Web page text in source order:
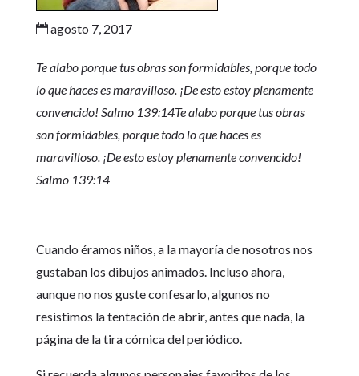
agosto 7, 2017
Te alabo porque tus obras son formidables, porque todo
lo que haces es maravilloso. ¡De esto estoy plenamente
convencido! Salmo 139:14Te alabo porque tus obras
son formidables, porque todo lo que haces es
maravilloso. ¡De esto estoy plenamente convencido!
Salmo 139:14
Cuando éramos niños, a la mayoría de nosotros nos
gustaban los dibujos animados. Incluso ahora,
aunque no nos guste confesarlo, algunos no
resistimos la tentación de abrir, antes que nada, la
página de la tira cómica del periódico.